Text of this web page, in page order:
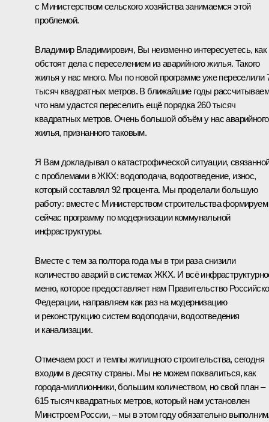
с Министерством сельского хозяйства занимаемся этой
проблемой.
Владимир Владимирович, Вы неизменно интересуетесь, как
обстоят дела с переселением из аварийного жилья. Такого
жилья у нас много. Мы по новой программе уже переселили
тысяч квадратных метров. В ближайшие годы
что нам удастся переселить ещё порядка 260 тысяч
квадратных метров. Очень большой объём у нас аварийного
жилья, признанного таковым.
Я Вам докладывал о катастрофической ситуации,
с проблемами в ЖКХ: водоподача, водоотведение, износ,
который составлял 92 процента. Мы проделали большую
работу: вместе с Министерством строительства формируем
сейчас программу по модернизации коммунальной
инфраструктуры.
Вместе с тем за полтора года мы в три раза снизили
количество аварий в системах ЖКХ. И всё
меню, которое предоставляет нам Правительство
Федерации, направляем как раз на модернизацию
и реконструкцию систем водоподачи, водоотведения
и канализации.
Отмечаем рост и темпы жилищного строительства, сегодня
входим в десятку страны. Мы не можем похвалиться, как
города-миллионники, большим количеством, но свой план –
615 тысяч квадратных метров, который нам установлен
Минстроем России, – мы в этом году обязательно